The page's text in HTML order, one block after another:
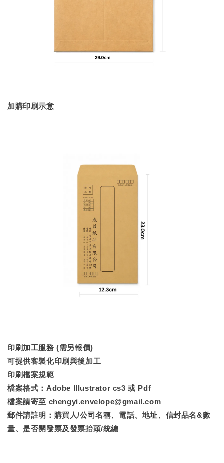
加購印刷示意
印刷加工服務 (需另報價)
可提供客製化印刷與後加工
印刷檔案規範
檔案格式：Adobe Illustrator cs3 或 Pdf
檔案請寄至 chengyi.envelope@gmail.com
郵件請註明：購買人/公司名稱、電話、地址、信封品名&數
量、是否開發票及發票抬頭/統編